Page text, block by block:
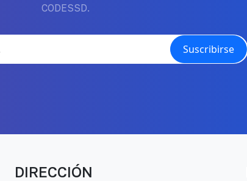
CODESSD.
Suscribirse
DIRECCIÓN